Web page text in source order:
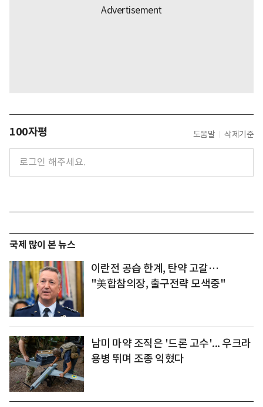
100자평 도움말 삭제기준
국제 많이 본 뉴스
이란전 공습 한계, 탄약 고갈…
"美합참의장, 출구전략 모색중"
남미 마약 조직은 '드론 고수'... 우크라
용병 뛰며 조종 익혔다